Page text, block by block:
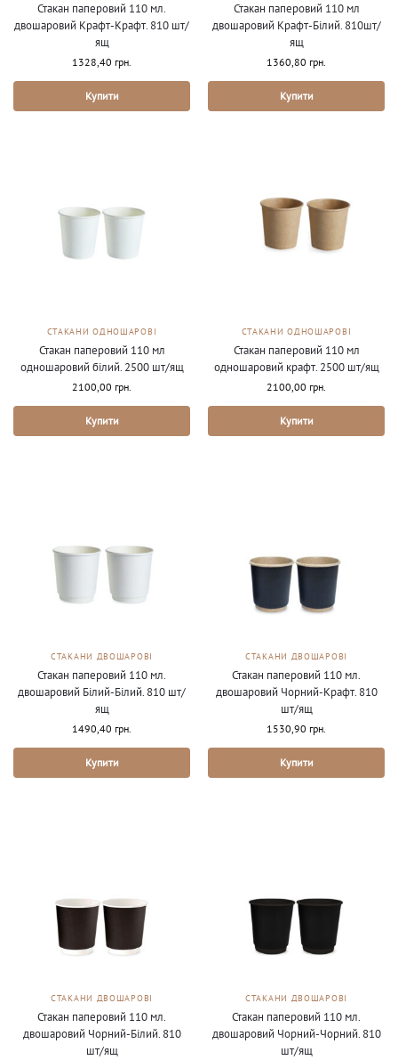
Стакан паперовий 110 мл.
двошаровий Крафт-Крафт. 810 шт/
ящ
1328,40 грн.
Купити
Стакан паперовий 110 мл
двошаровий Крафт-Білий. 810шт/
ящ
1360,80 грн.
Купити
СТАКАНИ ОДНОШАРОВІ
Стакан паперовий 110 мл
одношаровий білий. 2500 шт/ящ
2100,00 грн.
Купити
СТАКАНИ ОДНОШАРОВІ
Стакан паперовий 110 мл
одношаровий крафт. 2500 шт/ящ
2100,00 грн.
Купити
СТАКАНИ ДВОШАРОВІ
Стакан паперовий 110 мл.
двошаровий Білий-Білий. 810 шт/
ящ
1490,40 грн.
Купити
СТАКАНИ ДВОШАРОВІ
Стакан паперовий 110 мл.
двошаровий Чорний-Крафт. 810
шт/ящ
1530,90 грн.
Купити
СТАКАНИ ДВОШАРОВІ
Стакан паперовий 110 мл.
двошаровий Чорний-Білий. 810
шт/ящ
СТАКАНИ ДВОШАРОВІ
Стакан паперовий 110 мл.
двошаровий Чорний-Чорний. 810
шт/ящ